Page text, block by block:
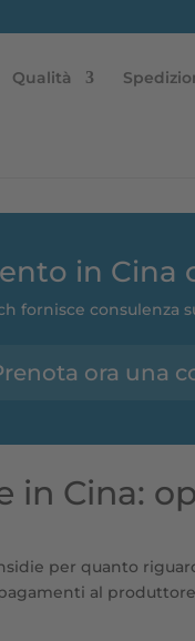
Qualità
in Cina
fornisce consulenza
ora una
in Cina:
per quanto
al